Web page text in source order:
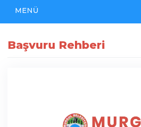
MENÜ
Başvuru Rehberi